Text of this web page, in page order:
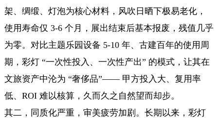
架、绸缎、灯泡为核心材料，风吹日晒下极易老化，
使用寿命仅 3-6 个月，展出结束后基本报废，残值几乎
为零。对比主题乐园设备 5-10 年、古建百年的使用周
期，彩灯 “一次性投入、一次性产出” 的模式，让其在
文旅资产中沦为 “奢侈品”—— 甲方投入大、复用率
低、ROI 难以核算，久而久之自然望而却步。
其二，同质化严重，审美疲劳加剧。长期以来，彩灯